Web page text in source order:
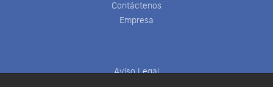
Contáctenos
Empresa
Aviso Legal